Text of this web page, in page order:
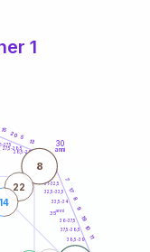
1
30
anni
27,5
27,5-28,5
28,5-29
31-32,5
32,5-33,5
33,5-34
36-37,5
37,5-38,5
38,5-39
15
20 5
13
7
17
8
9
19
10
11
8
22
14
35anni